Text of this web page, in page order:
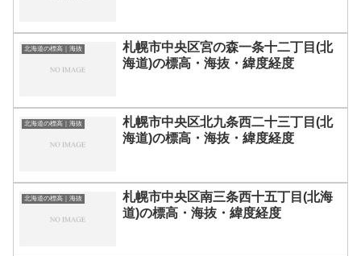
北海道の標高｜海抜
札幌市中央区宮の森一条十二丁目(北
海道)の標高・海抜・緯度経度
北海道の標高｜海抜
札幌市中央区北九条西二十三丁目(北
海道)の標高・海抜・緯度経度
北海道の標高｜海抜
札幌市中央区南三条西十五丁目(北海
道)の標高・海抜・緯度経度